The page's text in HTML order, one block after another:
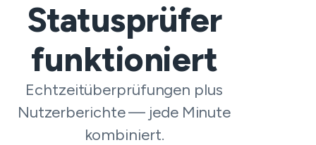
Statusprüfer
funktioniert
Echtzeitüberprüfungen plus
Nutzerberichte — jede Minute
kombiniert.